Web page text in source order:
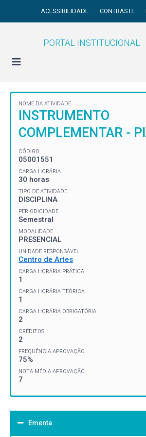
ACESSIBILIDADE CONTRASTE
PORTAL INSTITUCIONAL
NOME DA ATIVIDADE
INSTRUMENTO
COMPLEMENTAR -
CÓDIGO
05001551
CARGA HORÁRIA
30 horas
TIPO DE ATIVIDADE
DISCIPLINA
PERIODICIDADE
Semestral
MODALIDADE
PRESENCIAL
UNIDADE RESPONSÁVEL
Centro de Artes
CARGA HORÁRIA PRÁTICA
1
CARGA HORÁRIA TEÓRICA
1
CARGA HORÁRIA OBRIGATÓRIA
2
CRÉDITOS
2
FREQUÊNCIA APROVAÇÃO
75%
NOTA MÉDIA APROVAÇÃO
7
Ementa